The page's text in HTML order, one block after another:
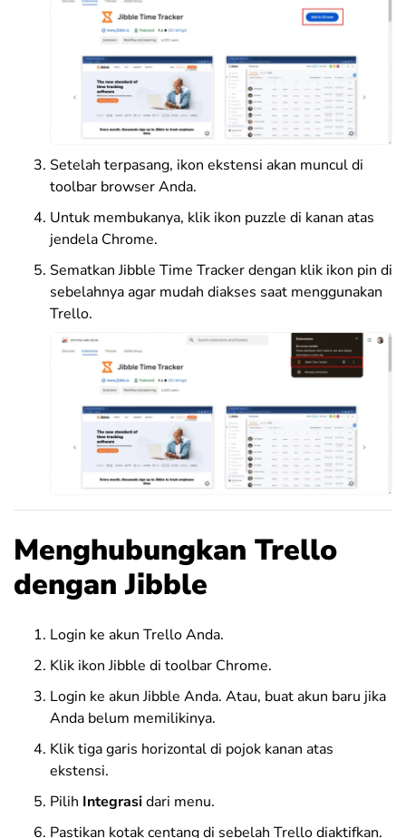
Setelah terpasang, ikon ekstensi akan muncul di
toolbar browser Anda.
Untuk membukanya, klik ikon puzzle di kanan atas
jendela Chrome.
Sematkan Jibble Time Tracker dengan klik ikon pin di
sebelahnya agar mudah diakses saat menggunakan
Trello.
Menghubungkan Trello
dengan Jibble
Login ke akun Trello Anda.
Klik ikon Jibble di toolbar Chrome.
Login ke akun Jibble Anda. Atau, buat akun baru jika
Anda belum memilikinya.
Klik tiga garis horizontal di pojok kanan atas
ekstensi.
Pilih Integrasidari menu.
Pastikan kotak centang di sebelah Trello diaktifkan.